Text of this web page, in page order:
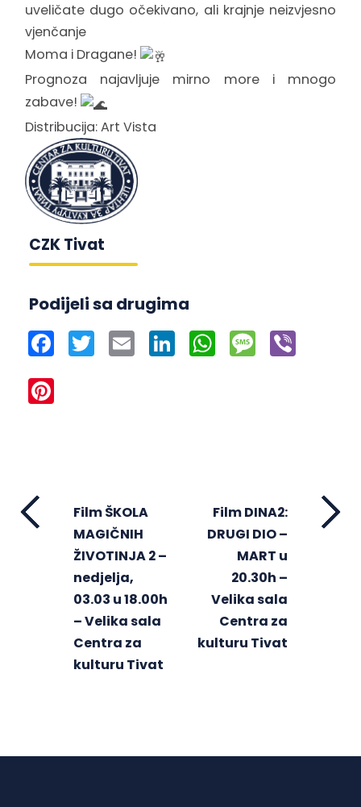
CZK Tivat
Podijeli sa drugima
Facebook
Twitter Email LinkedInWhatsApp
Message
uveličate dugo očekivano, ali krajnje neizvjesno
vjenčanje
Moma i Dragane!
Prognoza najavljuje mirno more i mnogo
zabave!
Distribucija: Art Vista
Film ŠKOLA
MAGIČNIH
ŽIVOTINJA 2 –
nedjelja,
03.03 u 18.00h
– Velika sala
Centra za
kulturu Tivat
Film DINA2:
DRUGI DIO –
MART u
20.30h –
Velika sala
Centra za
kulturu Tivat